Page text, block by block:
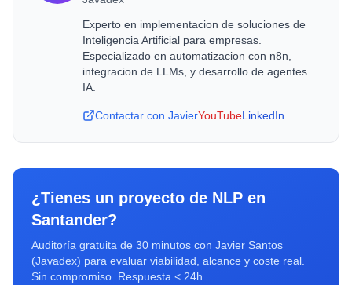
Experto en implementacion de soluciones de
Inteligencia Artificial para empresas.
Especializado en automatizacion con n8n,
integracion de LLMs, y desarrollo de agentes
IA.
Contactar con JavierYouTubeLinkedIn
¿Tienes un proyecto de NLP en
Santander?
Auditoría gratuita de 30 minutos con Javier Santos
(Javadex) para evaluar viabilidad, alcance y coste real.
Sin compromiso. Respuesta < 24h.